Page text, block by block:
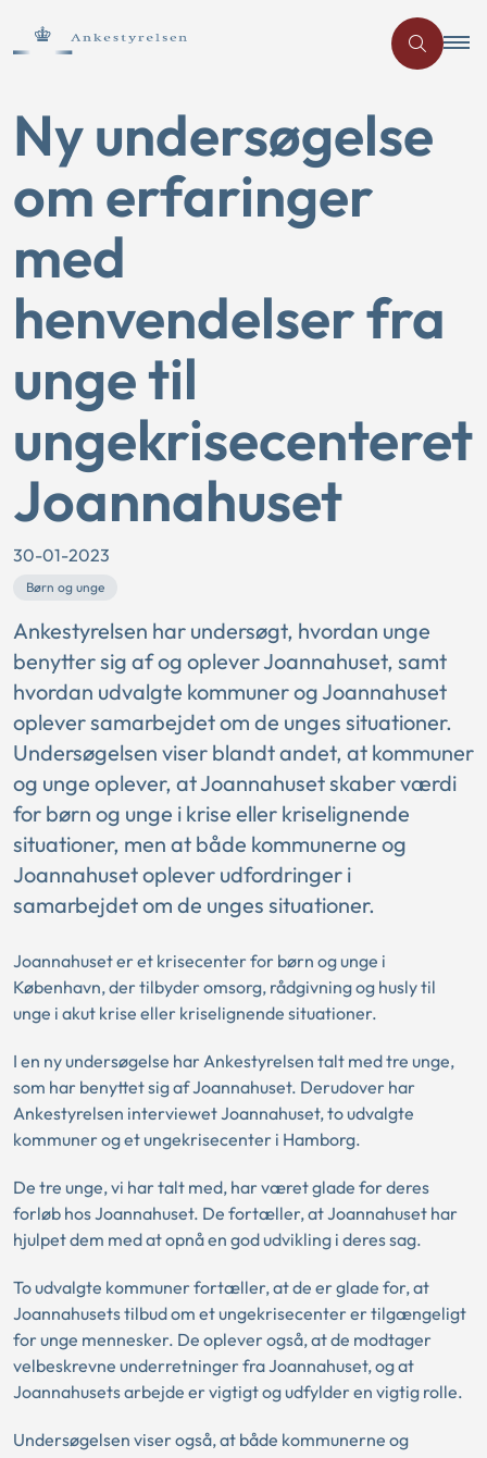
Ny undersøgelse
om erfaringer
med
henvendelser fra
unge til
ungekrisecenteret
Joannahuset
30-01-2023
Børn og unge
Ankestyrelsen har undersøgt, hvordan unge
benytter sig af og oplever Joannahuset, samt
hvordan udvalgte kommuner og Joannahuset
oplever samarbejdet om de unges situationer.
Undersøgelsen viser blandt andet, at kommuner
og unge oplever, at Joannahuset skaber værdi
for børn og unge i krise eller kriselignende
situationer, men at både kommunerne og
Joannahuset oplever udfordringer i
samarbejdet om de unges situationer.
Joannahuset er et krisecenter for børn og unge i
København, der tilbyder omsorg, rådgivning og husly til
unge i akut krise eller kriselignende situationer.
I en ny undersøgelse har Ankestyrelsen talt med tre unge,
som har benyttet sig af Joannahuset. Derudover har
Ankestyrelsen interviewet Joannahuset, to udvalgte
kommuner og et ungekrisecenter i Hamborg.
De tre unge, vi har talt med, har været glade for deres
forløb hos Joannahuset. De fortæller, at Joannahuset har
hjulpet dem med at opnå en god udvikling i deres sag.
To udvalgte kommuner fortæller, at de er glade for, at
Joannahusets tilbud om et ungekrisecenter er tilgængeligt
for unge mennesker. De oplever også, at de modtager
velbeskrevne underretninger fra Joannahuset, og at
Joannahusets arbejde er vigtigt og udfylder en vigtig rolle.
Undersøgelsen viser også, at både kommunerne og